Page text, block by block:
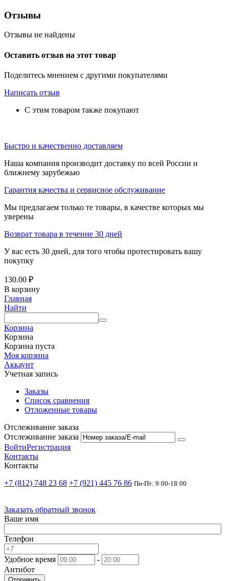
Отзывы
Отзывы не найдены
Оставить отзыв на этот товар
Поделитесь мнением с другими покупателями
Написать отзыв
С этим товаром также покупают
Быстро и качественно доставляем
Наша компания производит доставку по всей России и
ближнему зарубежью
Гарантия качества и сервисное обслуживание
Мы предлагаем только те товары, в качестве которых мы
уверены
Возврат товара в течение 30 дней
У вас есть 30 дней, для того чтобы протестировать вашу
покупку
130.00 ₽
В корзину
Главная
Найти
Корзина
Корзина
Корзина пуста
Моя корзина
Аккаунт
Учетная запись
Заказы
Список сравнения
Отложенные товары
Отслеживание заказа
Отслеживание заказа
ВойтиРегистрация
Контакты
Контакты
+7 (812) 748 23 68 +7 (921) 445 76 86 Пн-Пт: 9:00-18:00
Заказать обратный звонок
Ваше имя
Телефон
Удобное время
-
Антибот